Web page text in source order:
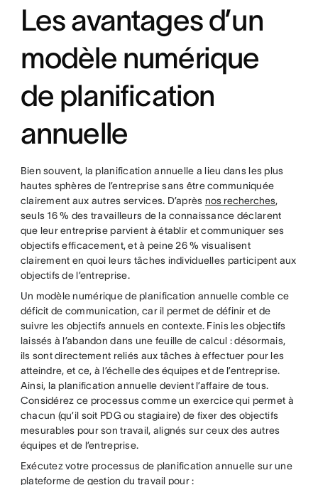
Les avantages d’un
modèle numérique
de planification
annuelle
Bien souvent, la planification annuelle a lieu dans les plus
hautes sphères de l’entreprise sans être communiquée
clairement aux autres services. D’après nos recherches,
seuls 16 % des travailleurs de la connaissance déclarent
que leur entreprise parvient à établir et communiquer ses
objectifs efficacement, et à peine 26 % visualisent
clairement en quoi leurs tâches individuelles participent aux
objectifs de l’entreprise.
Un modèle numérique de planification annuelle comble ce
déficit de communication, car il permet de définir et de
suivre les objectifs annuels en contexte. Finis les objectifs
laissés à l’abandon dans une feuille de calcul : désormais,
ils sont directement reliés aux tâches à effectuer pour les
atteindre, et ce, à l’échelle des équipes et de l’entreprise.
Ainsi, la planification annuelle devient l’affaire de tous.
Considérez ce processus comme un exercice qui permet à
chacun (qu’il soit PDG ou stagiaire) de fixer des objectifs
mesurables pour son travail, alignés sur ceux des autres
équipes et de l’entreprise.
Exécutez votre processus de planification annuelle sur une
plateforme de gestion du travail pour :